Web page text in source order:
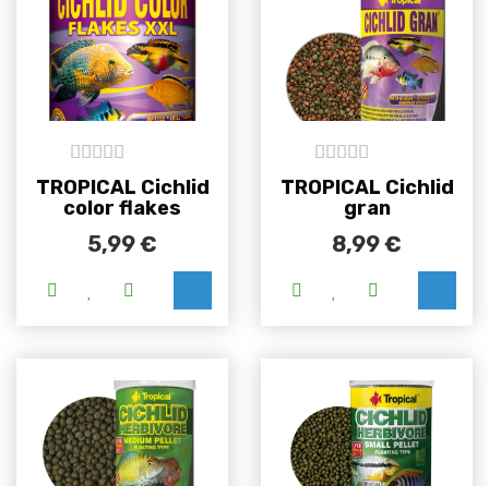
5out of 5
TROPICAL Cichlid
color flakes
5,99€
Ovaj proizvod ima više varijanti. Opcije se
5out of 5
TROPICAL Cichlid
gran
8,99€
Ovaj proizvod